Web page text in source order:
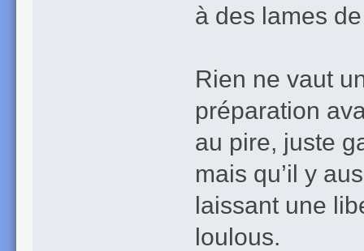
à des lames
Rien ne vaut
préparation
au pire, juste
mais qu’il y
laissant une
loulous.